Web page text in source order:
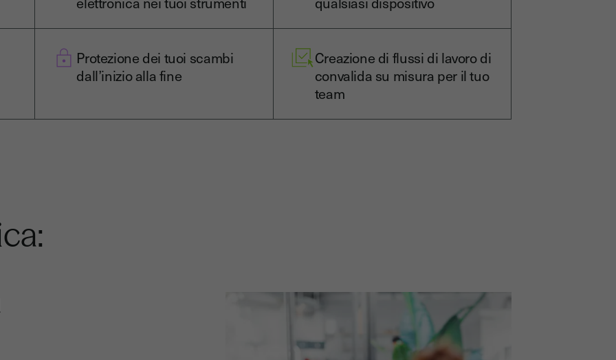
Protezione dei tuoi scambi
dall’inizio alla fine
Creazione di flussi di lavoro di
convalida su misura per il tuo
team